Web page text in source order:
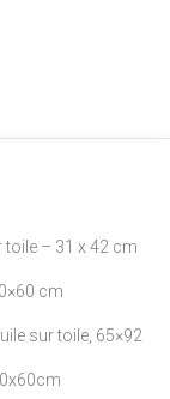
– 31 x 42 cm
cm
sur toile, 65×92